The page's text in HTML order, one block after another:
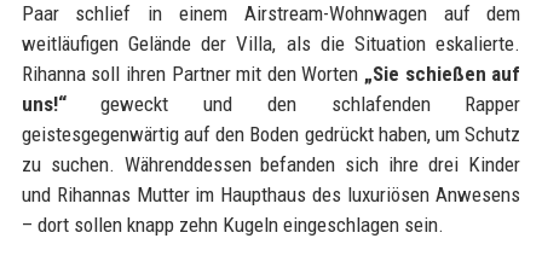
Paar schlief in einem Airstream-Wohnwagen auf dem
weitläufigen Gelände der Villa, als die Situation eskalierte.
Rihanna soll ihren Partner mit den Worten „Sie schießen auf
uns!“geweckt und den schlafenden Rapper
geistesgegenwärtig auf den Boden gedrückt haben, um Schutz
zu suchen. Währenddessen befanden sich ihre drei Kinder
und Rihannas Mutter im Haupthaus des luxuriösen Anwesens
– dort sollen knapp zehn Kugeln eingeschlagen sein.